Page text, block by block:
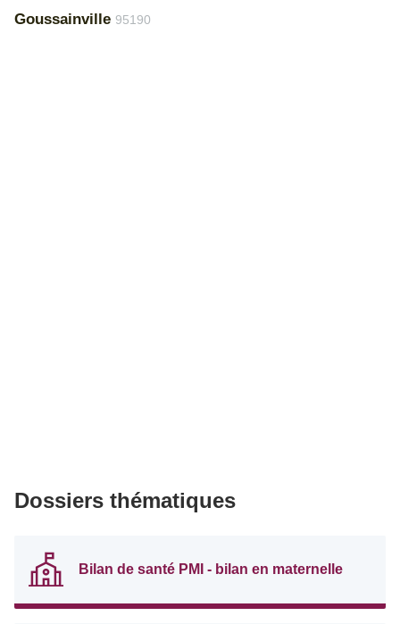
Goussainville 95190
Dossiers thématiques
Bilan de santé PMI - bilan en maternelle